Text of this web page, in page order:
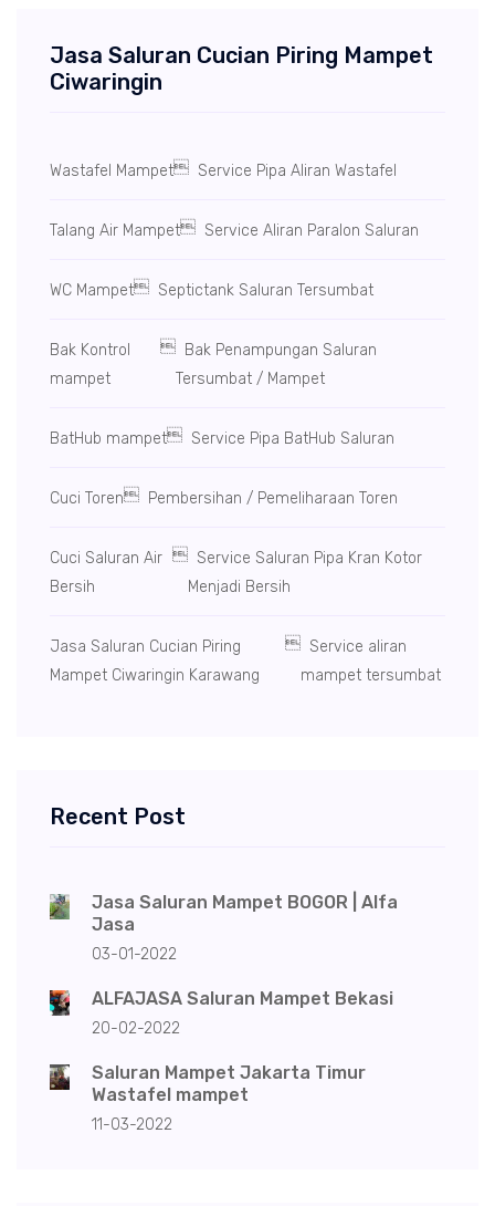
Jasa Saluran Cucian Piring Mampet
Ciwaringin
Wastafel Mampet Service Pipa Aliran Wastafel
Talang Air Mampet Service Aliran Paralon Saluran
WC Mampet Septictank Saluran Tersumbat
Bak Kontrol
mampet
 Bak Penampungan Saluran
Tersumbat / Mampet
BatHub mampet Service Pipa BatHub Saluran
Cuci Toren Pembersihan / Pemeliharaan Toren
Cuci Saluran Air
Bersih
Service Saluran Pipa Kran Kotor
Menjadi Bersih
Jasa Saluran Cucian Piring
Mampet Ciwaringin Karawang
Service aliran
mampet tersumbat
Recent Post
Jasa Saluran Mampet BOGOR | Alfa
Jasa
03-01-2022
ALFAJASA Saluran Mampet Bekasi
20-02-2022
Saluran Mampet Jakarta Timur
Wastafel mampet
11-03-2022